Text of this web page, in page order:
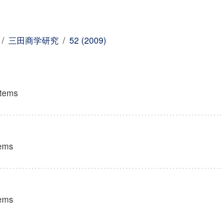
/ 三田商学研究 / 52 (2009)